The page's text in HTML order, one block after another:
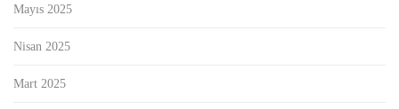
Mayıs 2025
Nisan 2025
Mart 2025